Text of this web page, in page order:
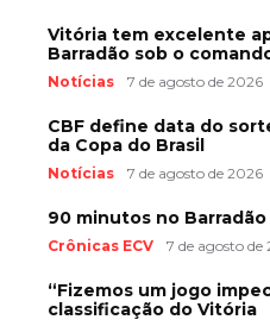
Vitória tem excelente
Barradão sob o
Notícias 7 de agosto de 2026
CBF define data do
da Copa do Brasil
Notícias 7 de agosto de 2026
90 minutos no
Crônicas ECV 7 de agosto de
“Fizemos um jogo
classificação do Vitória